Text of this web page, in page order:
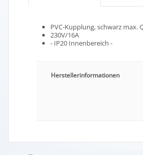
PVC-Kupplung, schwarz max.
230V/16A
- IP20 Innenbereich -
Herstellerinformationen